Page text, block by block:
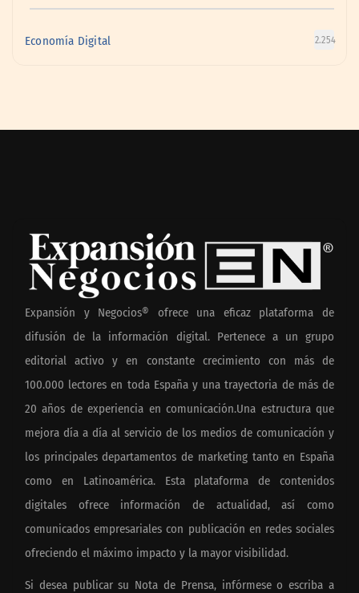
Economía Digital 2.254
Expansión y Negocios® ofrece una eficaz plataforma de
difusión de la información digital. Pertenece a un grupo
editorial activo y en constante crecimiento con más de
100.000 lectores en toda España y una trayectoria de más de
20 años de experiencia en comunicación.Una estructura que
mejora día a día al servicio de los medios de comunicación y
los principales departamentos de marketing tanto en España
como en Latinoamérica. Esta plataforma de contenidos
digitales ofrece información de actualidad, así como
comunicados empresariales con publicación en redes sociales
ofreciendo el máximo impacto y la mayor visibilidad.
Si desea publicar su Nota de Prensa, infórmese o escriba a